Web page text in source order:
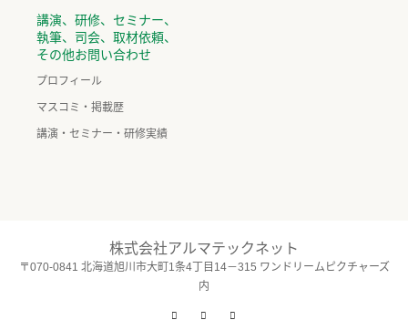
講演、研修、セミナー、
執筆、司会、取材依頼、
その他お問い合わせ
プロフィール
マスコミ・掲載歴
講演・セミナー・研修実績
株式会社アルマテックネット
〒070-0841 北海道旭川市大町1条4丁目14－315 ワンドリームピクチャーズ
内
Twitter
Facebook